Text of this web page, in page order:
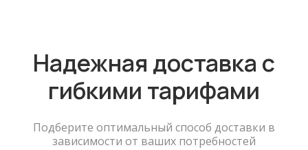
Надежная доставка с
гибкими тарифами
Подберите оптимальный способ доставки в
зависимости от ваших потребностей